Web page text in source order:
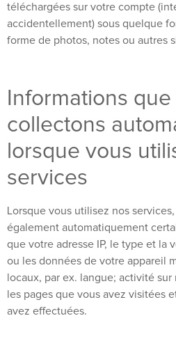
téléchargées sur votre compte
accidentellement) sous quelque
forme de photos, notes ou autres
Informations
collectons
lorsque vous
services
Lorsque vous utilisez nos
également automatiquement
que votre adresse IP, le type et la
ou les données de votre appareil
locaux, par ex. langue; activité
les pages que vous avez visitées
avez effectuées.